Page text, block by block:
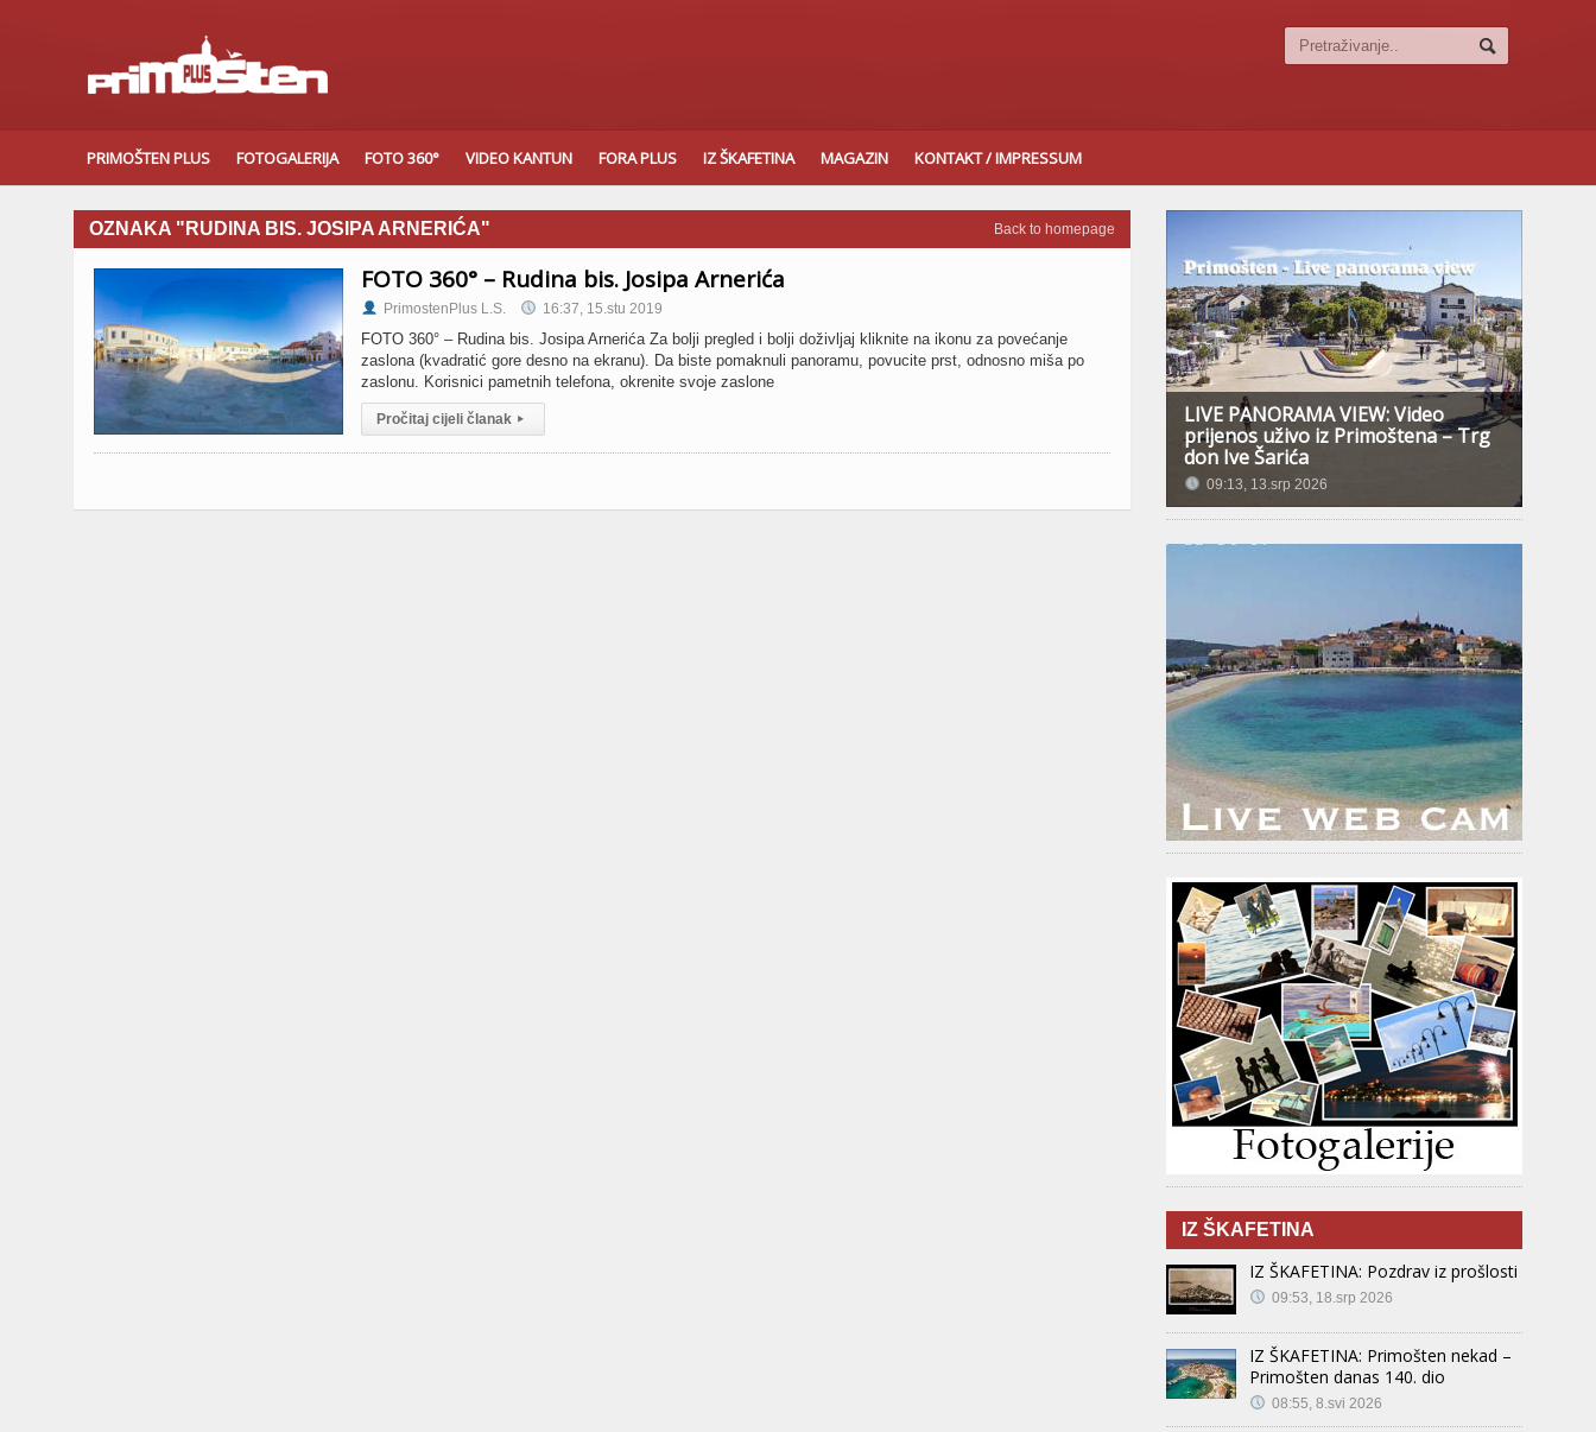
PRIMOŠTEN PLUS FOTOGALERIJA FOTO 360° VIDEO KANTUN FORA PLUS IZ ŠKAFETINA MAGAZIN KONTAKT / IMPRESSUM
Back to homepage
OZNAKA "RUDINA BIS. JOSIPA ARNERIĆA"
FOTO 360° – Rudina bis. Josipa Arnerića
PrimostenPlus L.S. 16:37, 15.stu 2019
FOTO 360° – Rudina bis. Josipa Arnerića Za bolji pregled i bolji doživljaj kliknite na ikonu za povećanje
zaslona (kvadratić gore desno na ekranu). Da biste pomaknuli panoramu, povucite prst, odnosno miša po
zaslonu. Korisnici pametnih telefona, okrenite svoje zaslone
Pročitaj cijeli članak ▸
LIVE PANORAMA VIEW: Video
prijenos uživo iz Primoštena – Trg
don Ive Šarića
09:13, 13.srp 2026
IZ ŠKAFETINA
IZ ŠKAFETINA: Pozdrav iz prošlosti
09:53, 18.srp 2026
IZ ŠKAFETINA: Primošten nekad –
Primošten danas 140. dio
08:55, 8.svi 2026